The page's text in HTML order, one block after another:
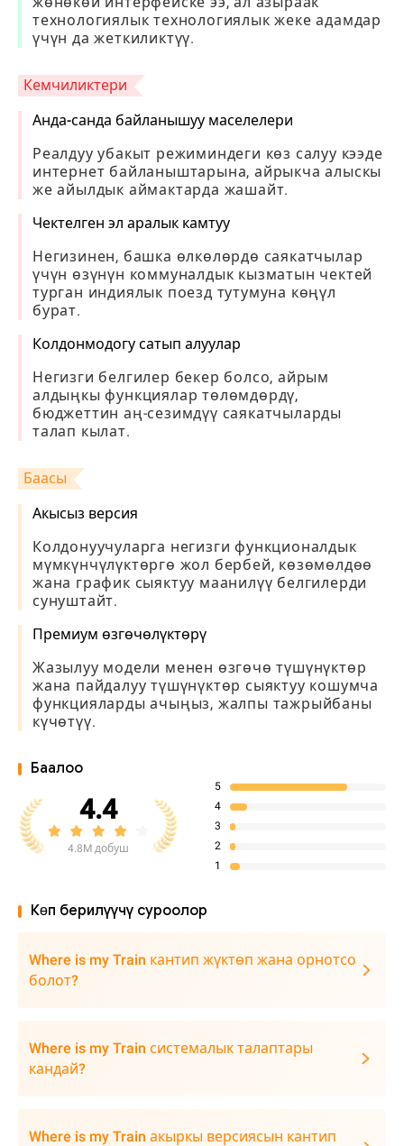
технологиялык технологиялык жеке адамдар
үчүн да жеткиликтүү.
Кемчиликтери
Анда-санда байланышуу маселелери
Реалдуу убакыт режиминдеги көз салуу кээде
интернет байланыштарына, айрыкча алыскы
же айылдык аймактарда жашайт.
Чектелген эл аралык камтуу
Негизинен, башка өлкөлөрдө саякатчылар
үчүн өзүнүн коммуналдык кызматын чектей
турган индиялык поезд тутумуна көңүл
бурат.
Колдонмодогу сатып алуулар
Негизги белгилер бекер болсо, айрым
алдыңкы функциялар төлөмдөрдү,
бюджеттин аң-сезимдүү саякатчыларды
талап кылат.
Баасы
Акысыз версия
Колдонуучуларга негизги функционалдык
мүмкүнчүлүктөргө жол бербей, көзөмөлдөө
жана график сыяктуу маанилүү белгилерди
сунуштайт.
Премиум өзгөчөлүктөрү
Жазылуу модели менен өзгөчө түшүнүктөр
жана пайдалуу түшүнүктөр сыяктуу кошумча
функцияларды ачыңыз, жалпы тажрыйбаны
күчөтүү.
Баалоо
4.4
4.8M добуш
5
4
3
2
1
Көп берилүүчү суроолор
Where is my Train кантип жүктөп жана орнотсо
болот?
Where is my Train системалык талаптары
кандай?
Where is my Train акыркы версиясын кантип